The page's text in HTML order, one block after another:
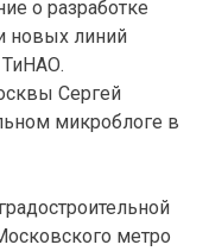
о разработке
новых линий
Сергей
микроблоге в
метро